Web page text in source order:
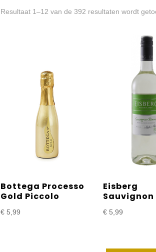
Resultaat 1–12 van de 392 resultaten wordt
Bottega Processo
Gold Piccolo
€5,99
Eisberg
Sauvignon
€5,99